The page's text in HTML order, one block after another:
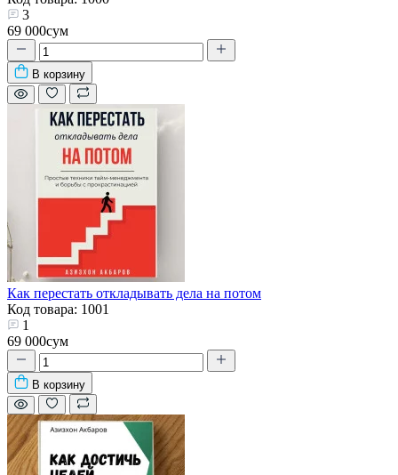
3
69 000сум
В корзину
Как перестать откладывать дела на потом
Код товара: 1001
1
69 000сум
В корзину